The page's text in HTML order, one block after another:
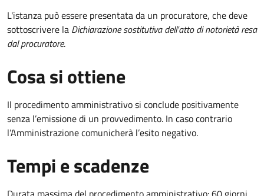
L'istanza può essere presentata da un procuratore, che deve
sottoscrivere la Dichiarazione sostitutiva dell'atto di notorietà resa
dal procuratore.
Cosa si ottiene
Il procedimento amministrativo si conclude positivamente
senza l’emissione di un provvedimento. In caso contrario
l’Amministrazione comunicherà l’esito negativo.
Tempi e scadenze